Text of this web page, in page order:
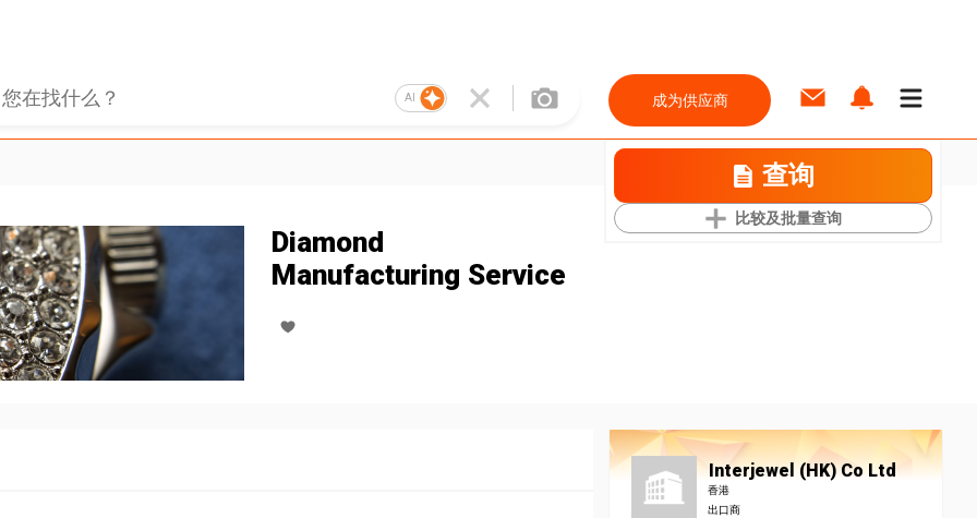
AI 成为供应商
查询
比较及批量查询
Diamond
Manufacturing Service
Interjewel (HK) Co Ltd
香港
出口商